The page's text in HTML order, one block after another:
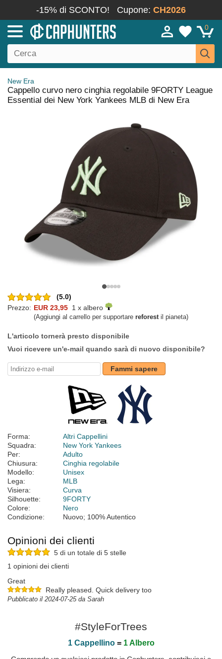
-15% di SCONTO! Cupone: CH2026
0
New Era
Cappello curvo nero cinghia regolabile 9FORTY League
Essential dei New York Yankees MLB di New Era
(5.0)
Prezzo: EUR 23,95 1 x albero
(Aggiungi al carrello per supportare reforestil pianeta)
L'articolo tornerà presto disponibile
Vuoi ricevere un'e-mail quando sarà di nuovo disponibile?
Fammi sapere
Forma:
Altri Cappellini
Squadra:
New York Yankees
Per:
Adulto
Chiusura:
Cinghia regolabile
Modello:
Unisex
Lega:
MLB
Visiera:
Curva
Silhouette:
9FORTY
Colore:
Nero
Condizione:
Nuovo; 100% Autentico
Opinioni dei clienti
5 di un totale di 5 stelle
1 opinioni dei clienti
Great
Really pleased. Quick delivery too
Pubblicato il 2024-07-25 da Sarah
#StyleForTrees
1 Cappellino= 1 Albero